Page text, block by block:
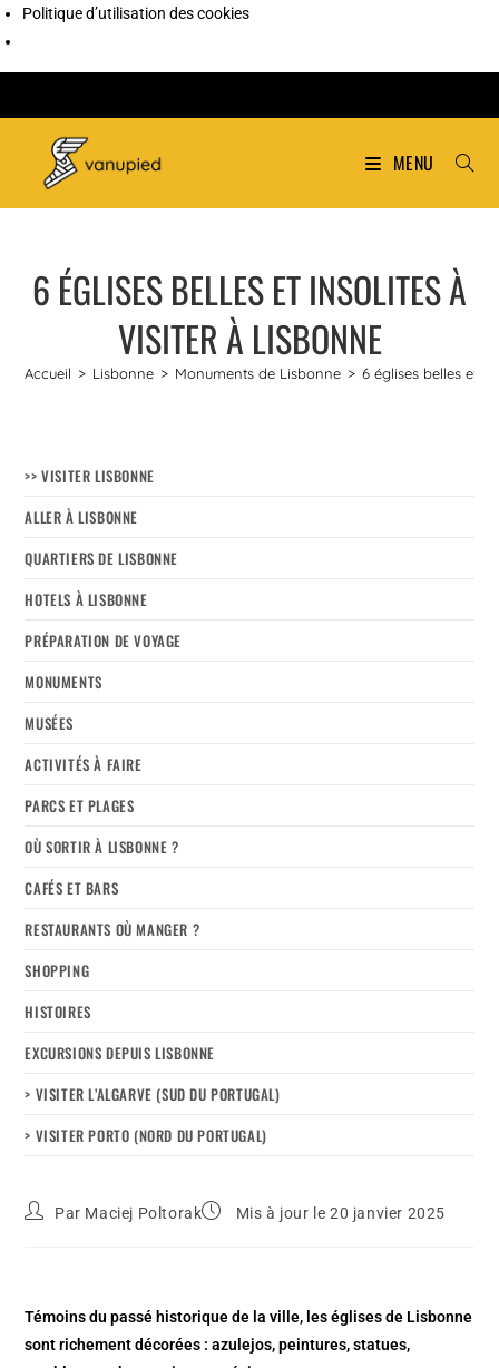
Politique d’utilisation des cookies
MENU
6 ÉGLISES BELLES ET INSOLITES À
VISITER À LISBONNE
Accueil > Lisbonne > Monuments de Lisbonne > 6 églises belles et
>> VISITER LISBONNE
ALLER À LISBONNE
QUARTIERS DE LISBONNE
HOTELS À LISBONNE
PRÉPARATION DE VOYAGE
MONUMENTS
MUSÉES
ACTIVITÉS À FAIRE
PARCS ET PLAGES
OÙ SORTIR À LISBONNE ?
CAFÉS ET BARS
RESTAURANTS OÙ MANGER ?
SHOPPING
HISTOIRES
EXCURSIONS DEPUIS LISBONNE
> VISITER L’ALGARVE (SUD DU PORTUGAL)
> VISITER PORTO (NORD DU PORTUGAL)
Par Maciej Poltorak Mis à jour le 20 janvier 2025
Témoins du passé historique de la ville, les églises de Lisbonne
sont richement décorées : azulejos, peintures, statues,